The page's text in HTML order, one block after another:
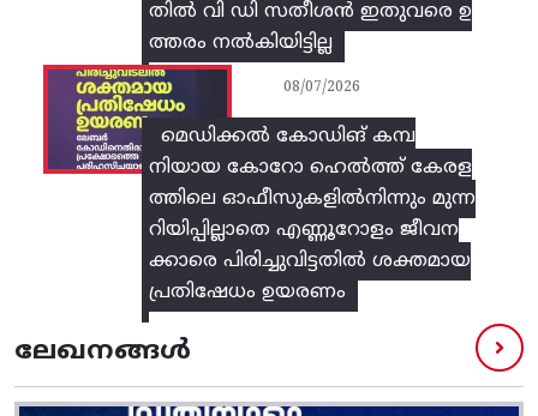
തിൽ വി ഡി സതീശൻ ഇതുവരെ ഉ
ത്തരം നൽകിയിട്ടില്ല
മെഡിക്കൽ കോഡിങ് കമ്പ
നിയായ കോറോ ഹെൽത്ത് കേരള
ത്തിലെ ഓഫീസുകളിൽനിന്നും മുന്ന
റിയിപ്പില്ലാതെ എണ്ണൂറോളം ജീവന
ക്കാരെ പിരിച്ചുവിട്ടതിൽ‌ ശക്തമായ
പ്രതിഷേധം ഉയരണം
08/07/2026
ലേഖനങ്ങൾ